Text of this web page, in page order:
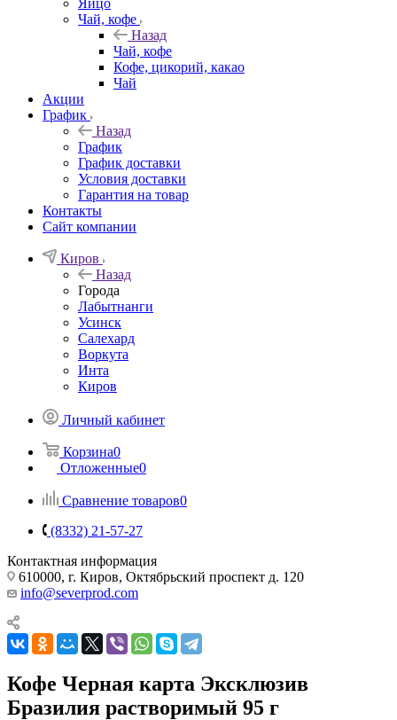
Яйцо
Чай, кофе
Назад
Чай, кофе
Кофе, цикорий, какао
Чай
Акции
График
Назад
График
График доставки
Условия доставки
Гарантия на товар
Контакты
Сайт компании
Киров
Назад
Города
Лабытнанги
Усинск
Салехард
Воркута
Инта
Киров
Личный кабинет
Корзина0
Отложенные0
Сравнение товаров0
(8332) 21-57-27
Контактная информация
610000, г. Киров, Октябрьский проспект д. 120
info@severprod.com
Кофе Черная карта Эксклюзив
Бразилия растворимый 95 г